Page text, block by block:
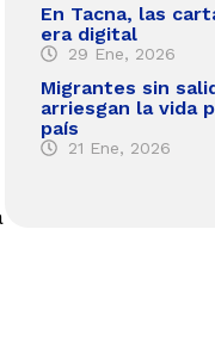
En Tacna, las
era digital
29 Ene, 2026
Migrantes sin
arriesgan la vida
país
21 Ene, 2026